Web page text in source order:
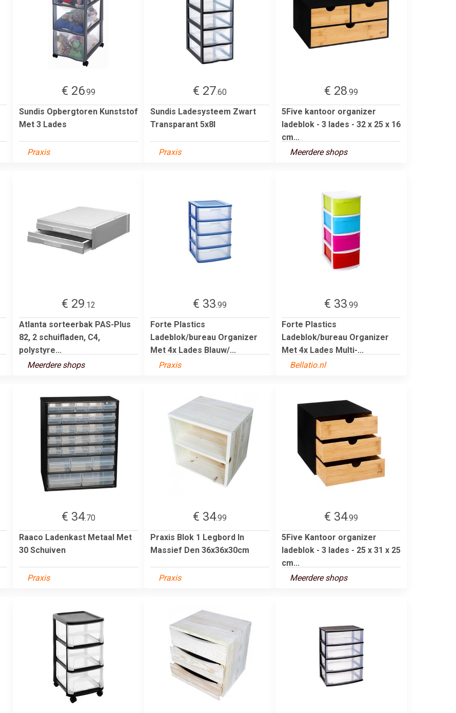
€ 26.99
Sundis Opbergtoren Kunststof
Met 3 Lades
Praxis
€ 27.60
Sundis Ladesysteem Zwart
Transparant 5x8l
Praxis
€ 28.99
5Five kantoor organizer
ladeblok - 3 lades - 32 x 25 x 16
cm...
Meerdere shops
€ 29.12
Atlanta sorteerbak PAS-Plus
82, 2 schuifladen, C4,
polystyre...
Meerdere shops
€ 33.99
Forte Plastics
Ladeblok/bureau Organizer
Met 4x Lades Blauw/...
Praxis
€ 33.99
Forte Plastics
Ladeblok/bureau Organizer
Met 4x Lades Multi-...
Bellatio.nl
€ 34.70
Raaco Ladenkast Metaal Met
30 Schuiven
Praxis
€ 34.99
Praxis Blok 1 Legbord In
Massief Den 36x36x30cm
Praxis
€ 34.99
5Five Kantoor organizer
ladeblok - 3 lades - 25 x 31 x 25
cm...
Meerdere shops